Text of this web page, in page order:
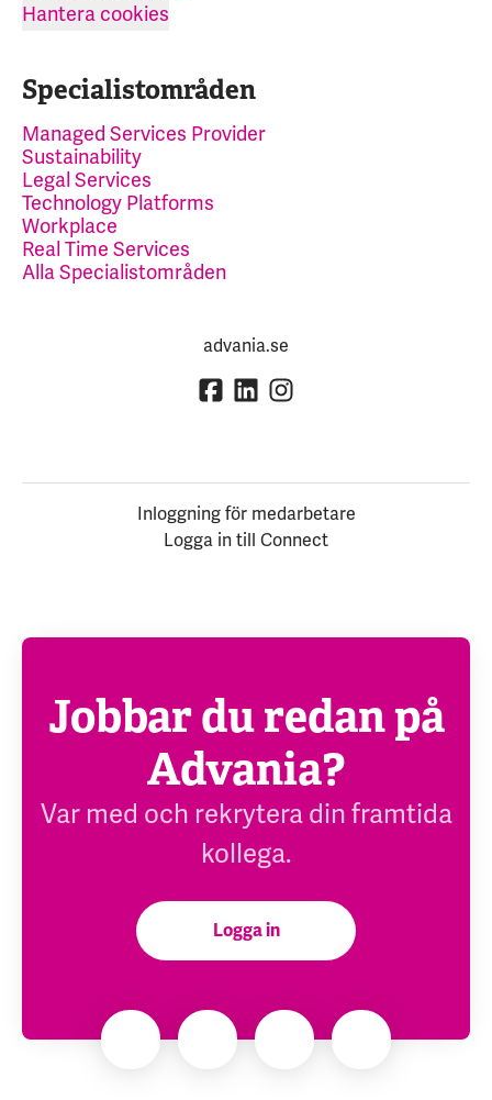
Hantera cookies
Specialistområden
Managed Services Provider
Sustainability
Legal Services
Technology Platforms
Workplace
Real Time Services
Alla Specialistområden
advania.se
Inloggning för medarbetare
Logga in till Connect
Jobbar du redan på
Advania?
Var med och rekrytera din framtida
kollega.
Logga in